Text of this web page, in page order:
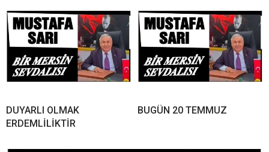
DUYARLI OLMAK
ERDEMLİLİKTİR
BUGÜN 20 TEMMUZ